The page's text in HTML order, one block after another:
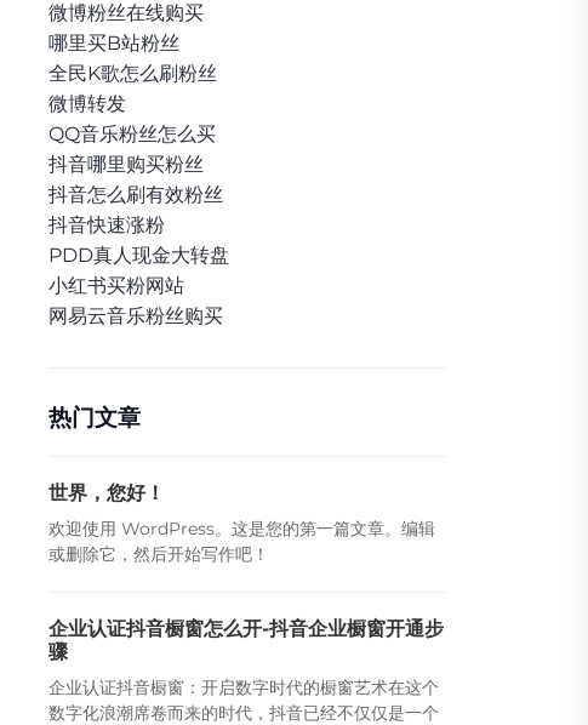
微博粉丝在线购买
哪里买B站粉丝
全民K歌怎么刷粉丝
微博转发
QQ音乐粉丝怎么买
抖音哪里购买粉丝
抖音怎么刷有效粉丝
抖音快速涨粉
PDD真人现金大转盘
小红书买粉网站
网易云音乐粉丝购买
热门文章
世界，您好！
欢迎使用 WordPress。这是您的第一篇文章。编辑
或删除它，然后开始写作吧！
企业认证抖音橱窗怎么开-抖音企业橱窗开通步
骤
企业认证抖音橱窗：开启数字时代的橱窗艺术在这个
数字化浪潮席卷而来的时代，抖音已经不仅仅是一个